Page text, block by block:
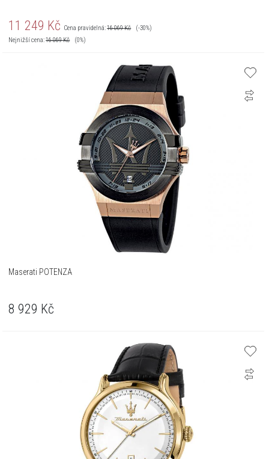
11 249 Kč Cena pravidelná:16 069Kč
(-30%)
Nejnižší cena:16 069Kč (0%)
Maserati POTENZA
8 929 Kč